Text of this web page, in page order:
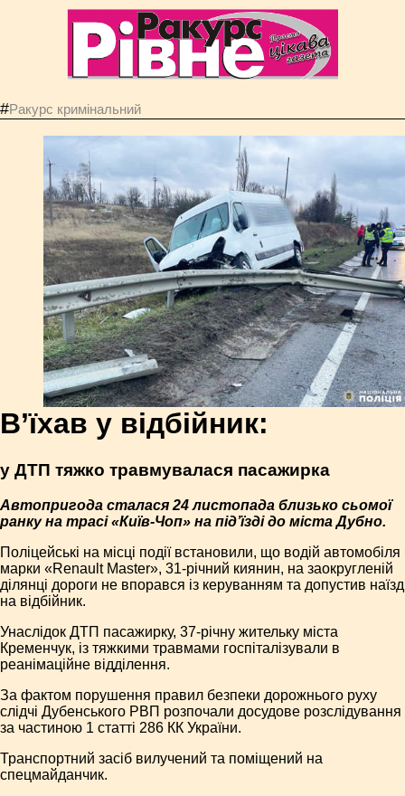
#Ракурс кримінальний
В’їхав у відбійник:
у ДТП тяжко травмувалася пасажирка
Автопригода сталася 24 листопада близько сьомої
ранку на трасі «Київ-Чоп» на під’їзді до міста Дубно.
Поліцейські на місці події встановили, що водій автомобіля
марки «Renault Master», 31-річний киянин, на заокругленій
ділянці дороги не впорався із керуванням та допустив наїзд
на відбійник.
Унаслідок ДТП пасажирку, 37-річну жительку міста
Кременчук, із тяжкими травмами госпіталізували в
реанімаційне відділення.
За фактом порушення правил безпеки дорожнього руху
слідчі Дубенського РВП розпочали досудове розслідування
за частиною 1 статті 286 КК України.
Транспортний засіб вилучений та поміщений на
спецмайданчик.